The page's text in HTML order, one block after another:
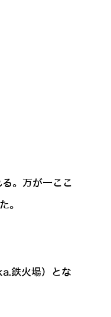
。万が一ここ
。
鉄火場）とな